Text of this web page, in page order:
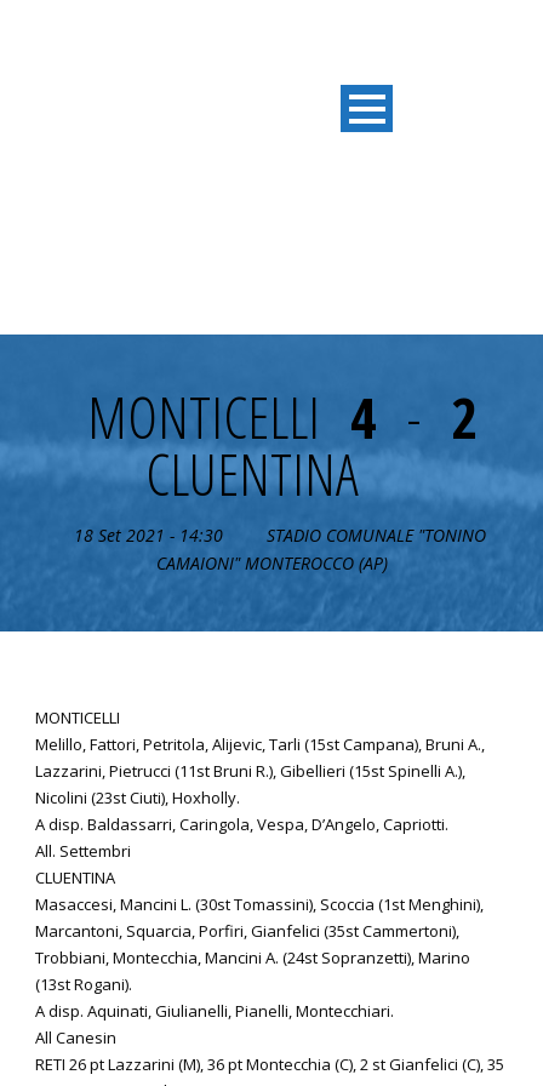
MONTICELLI 4 - 2
CLUENTINA
18 Set 2021 - 14:30
STADIO COMUNALE "TONINO
CAMAIONI" MONTEROCCO (AP)
MONTICELLI
Melillo, Fattori, Petritola, Alijevic, Tarli (15st Campana), Bruni A.,
Lazzarini, Pietrucci (11st Bruni R.), Gibellieri (15st Spinelli A.),
Nicolini (23st Ciuti), Hoxholly.
A disp. Baldassarri, Caringola, Vespa, D’Angelo, Capriotti.
All. Settembri
CLUENTINA
Masaccesi, Mancini L. (30st Tomassini), Scoccia (1st Menghini),
Marcantoni, Squarcia, Porfiri, Gianfelici (35st Cammertoni),
Trobbiani, Montecchia, Mancini A. (24st Sopranzetti), Marino
(13st Rogani).
A disp. Aquinati, Giulianelli, Pianelli, Montecchiari.
All Canesin
RETI 26 pt Lazzarini (M), 36 pt Montecchia (C), 2 st Gianfelici (C), 35